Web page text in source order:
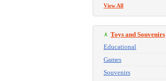
View All
Toys and Souvenirs
Educational
Games
Souvenirs